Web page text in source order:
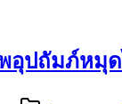
อุปถัมภ์หมุ